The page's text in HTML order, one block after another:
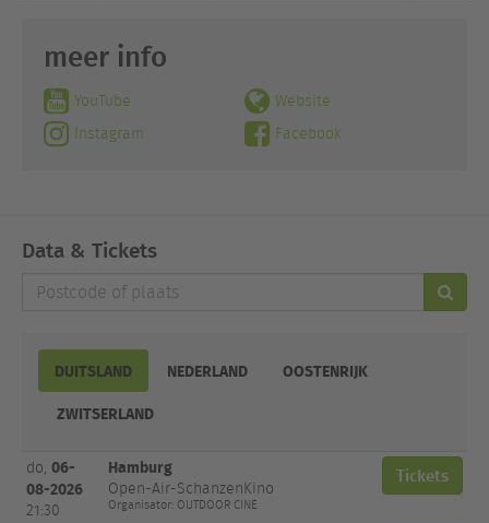
meer info
YouTube
Website
Instagram
Facebook
Data & Tickets
Postcode
DUITSLAND NEDERLAND
OOSTENRIJK
ZWITSERLAND
Datum
en tijdPlaatsLocatieTickets
do,06-
08-2026
21:30
Hamburg
Open-Air-SchanzenKino
Organisator: OUTDOOR CINE
Tickets